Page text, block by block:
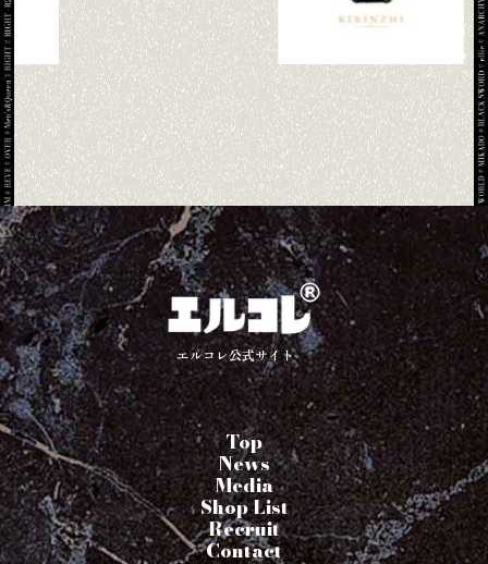
エルコレ公式サイト
Top
News
Media
Shop List
Recruit
Contact